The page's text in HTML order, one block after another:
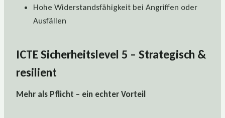
Hohe Widerstandsfähigkeit bei Angriffen oder
Ausfällen
ICTE Sicherheitslevel 5 – Strategisch &
resilient
Mehr als Pflicht – ein echter Vorteil